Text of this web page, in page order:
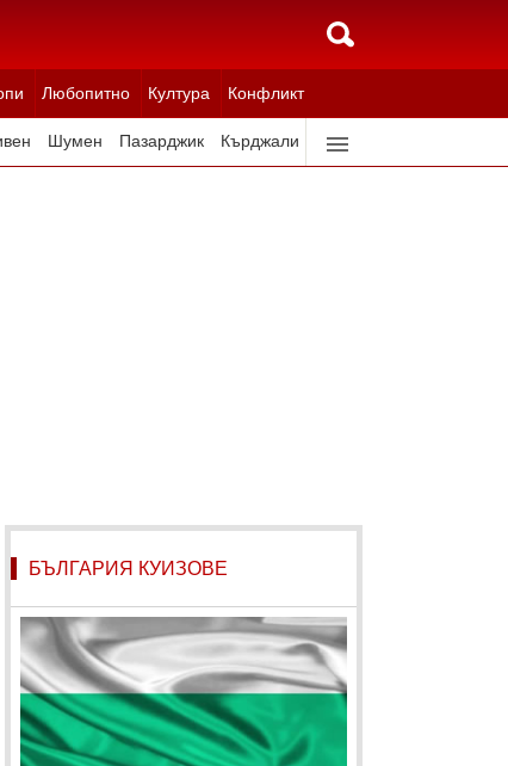
Любопитно Култура Конфликт
Шумен Пазарджик Кърджали
ушите и устите на опозицията
БЪЛГАРИЯ КУИЗОВЕ